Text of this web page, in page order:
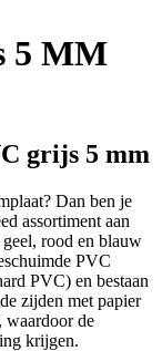
5 MM
grijs 5 mm
Dan ben je
assortiment aan
rood en blauw
PVC
PVC) en bestaan
zijden met papier
waardoor de
krijgen.